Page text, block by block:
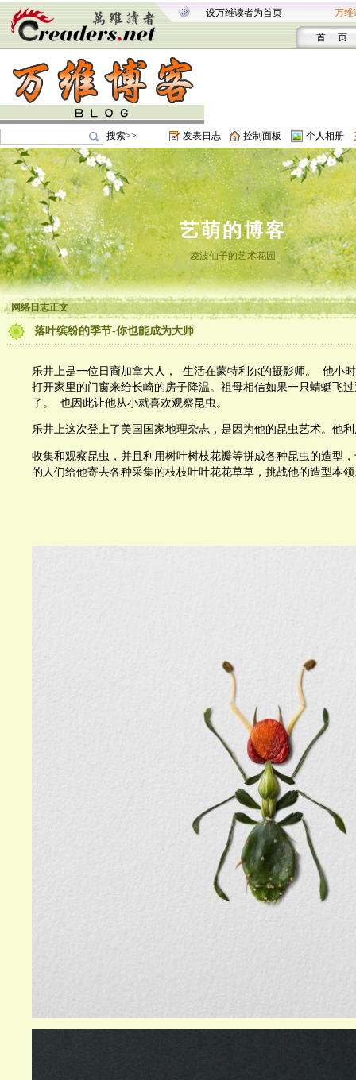
设万维读者为首页 万维
首 页
搜索>> 发表日志 控制面板 个人相册
艺萌的博客
凌波仙子的艺术花园
网络日志正文
落叶缤纷的季节-你也能成为大师
乐井上是一位日裔加拿大人， 生活在蒙特利尔的摄影师。 他小
打开家里的门窗来给长崎的房子降温。祖母相信如果一只蜻蜓飞
了。 也因此让他从小就喜欢观察昆虫。
乐井上这次登上了美国国家地理杂志，是因为他的昆虫艺术。他
收集和观察昆虫，并且利用树叶树枝花瓣等拼成各种昆虫的造型
的人们给他寄去各种采集的枝枝叶叶花花草草，挑战他的造型本